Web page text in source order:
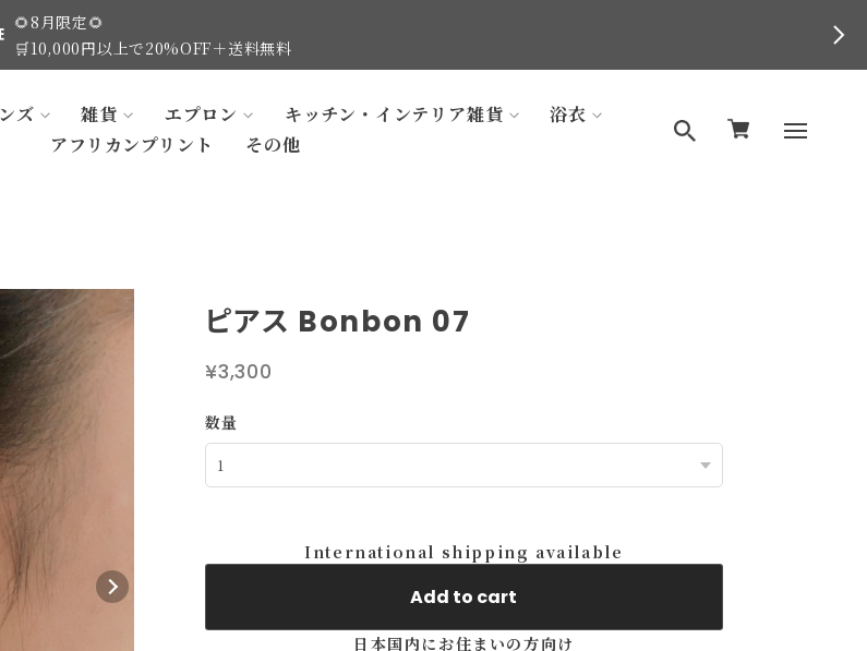
🌻8月限定🌻
🛒10,000円以上で20%OFF＋送料無料
ズ 雑貨 エプロン キッチン・インテリア雑貨
浴衣
アフリカンプリント
その他
ピアス Bonbon 07
¥3,300
数量
International shipping available
Add to cart
日本国内にお住まいの方向け